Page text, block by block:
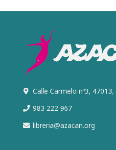
Calle Carmelo nº3,
983 222 967
libreria@azacan.org